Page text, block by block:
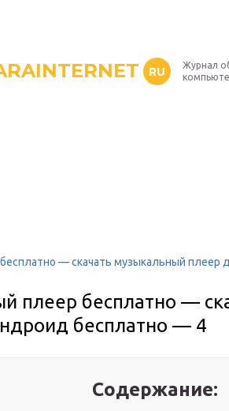
RU
Журнал
— скачать музыкальный плеер
плеер бесплатно —
бесплатно — 4
Содержание: